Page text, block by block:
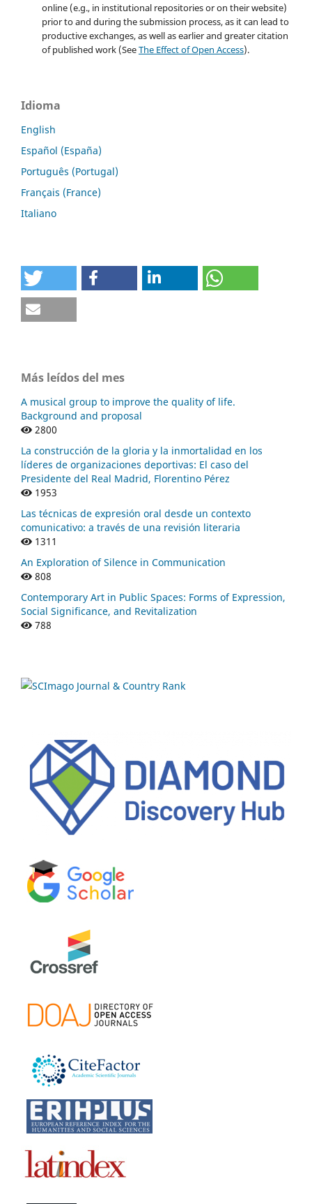
online (e.g., in institutional repositories or on their website)
prior to and during the submission process, as it can lead to
productive exchanges, as well as earlier and greater citation
of published work (SeeThe Effect of Open Access).
Idioma
English
Español (España)
Português (Portugal)
Français (France)
Italiano
Más leídos del mes
A musical group to improve the quality of life.
Background and proposal
2800
La construcción de la gloria y la inmortalidad en los
líderes de organizaciones deportivas: El caso del
Presidente del Real Madrid, Florentino Pérez
1953
Las técnicas de expresión oral desde un contexto
comunicativo: a través de una revisión literaria
1311
An Exploration of Silence in Communication
808
Contemporary Art in Public Spaces: Forms of Expression,
Social Significance, and Revitalization
788